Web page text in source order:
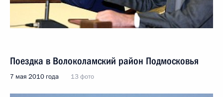
Поездка в Волоколамский район Подмосковья
7 мая 2010 года 13 фото